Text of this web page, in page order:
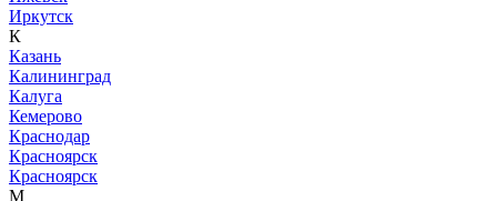
Иркутск
К
Казань
Калининград
Калуга
Кемерово
Краснодар
Красноярск
Красноярск
М